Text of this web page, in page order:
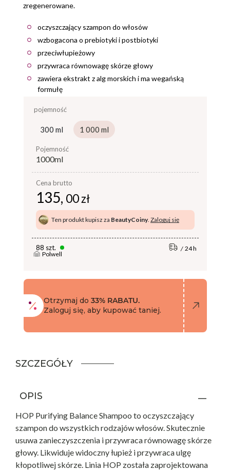
zregenerowane.
oczyszczający szampon do włosów
wzbogacona o prebiotyki i postbiotyki
przeciwłupieżowy
przywraca równowagę skórze głowy
zawiera ekstrakt z alg morskich i ma wegańską
formułę
pojemność
300 ml 1 000 ml
pojemność
1000ml
Cena brutto
135, 00 zł
Ten produkt kupisz za BeautyCoiny. Zaloguj się
88 szt.
Polwell
24 h
Otrzymaj do 33% RABATU.
Zaloguj się, aby kupować taniej.
SZCZEGÓŁY
OPIS
HOP Purifying Balance Shampoo to oczyszczający
szampon do wszystkich rodzajów włosów. Skutecznie
usuwa zanieczyszczenia i przywraca równowagę skórze
głowy. Likwiduje widoczny łupież i przywraca ulgę
kłopotliwej skórze. Linia HOP została zaprojektowana